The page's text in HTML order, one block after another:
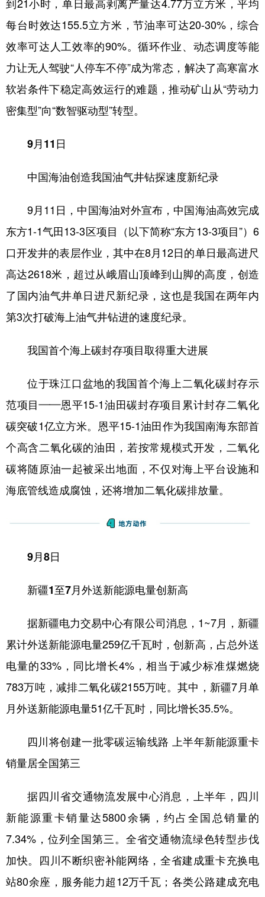
到21小时，单日最高剥离产量达4.77万立方米，平均
每台时效达155.5立方米，节油率可达20-30%，综合
效率可达人工效率的90%。循环作业、动态调度等能
力让无人驾驶“人停车不停”成为常态，解决了高寒富水
软岩条件下稳定高效运行的难题，推动矿山从“劳动力
密集型”向“数智驱动型”转型。
9月11日
中国海油创造我国油气井钻探速度新纪录
9月11日，中国海油对外宣布，中国海油高效完成
东方1-1气田13-3区项目（以下简称“东方13-3项目”）6
口开发井的表层作业，其中在8月12日的单日最高进尺
高达2618米，超过从峨眉山顶峰到山脚的高度，创造
了国内油气井单日进尺新纪录，这也是我国在两年内
第3次打破海上油气井钻进的速度纪录。
我国首个海上碳封存项目取得重大进展
位于珠江口盆地的我国首个海上二氧化碳封存示
范项目——恩平15-1油田碳封存项目累计封存二氧化
碳突破1亿立方米。恩平15-1油田作为我国南海东部首
个高含二氧化碳的油田，若按常规模式开发，二氧化
碳将随原油一起被采出地面，不仅对海上平台设施和
海底管线造成腐蚀，还将增加二氧化碳排放量。
9月8日
新疆1至7月外送新能源电量创新高
据新疆电力交易中心有限公司消息，1~7月，新疆
累计外送新能源电量259亿千瓦时，创新高，占总外送
电量的33%，同比增长4%，相当于减少标准煤燃烧
783万吨，减排二氧化碳2155万吨。其中，新疆7月单
月外送新能源电量51亿千瓦时，同比增长35.5%。
四川将创建一批零碳运输线路 上半年新能源重卡
销量居全国第三
据四川省交通物流发展中心消息，上半年，四川
新能源重卡销量达5800余辆，约占全国总销量的
7.34%，位列全国第三。全省交通物流绿色转型步伐
加快。四川不断织密补能网络，全省建成重卡充换电
站80余座，服务能力超12万千瓦；各类公路建成充电